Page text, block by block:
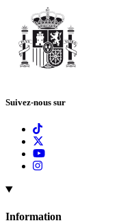
Suivez-nous sur
Information